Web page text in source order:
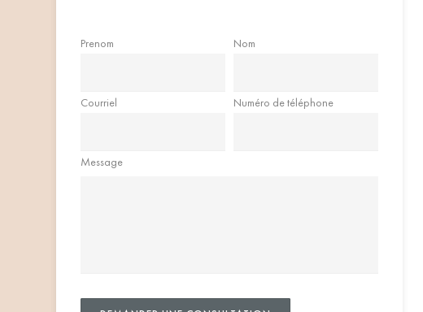
Prenom Nom
Courriel Numéro de téléphone
Message